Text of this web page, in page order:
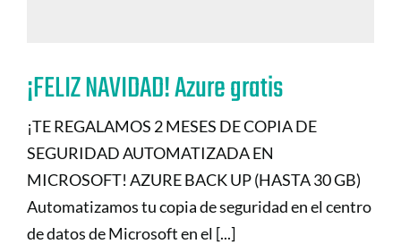
¡FELIZ NAVIDAD! Azure gratis
¡TE REGALAMOS 2 MESES DE COPIA DE
SEGURIDAD AUTOMATIZADA EN
MICROSOFT! AZURE BACK UP (HASTA 30 GB)
Automatizamos tu copia de seguridad en el centro
de datos de Microsoft en el [...]